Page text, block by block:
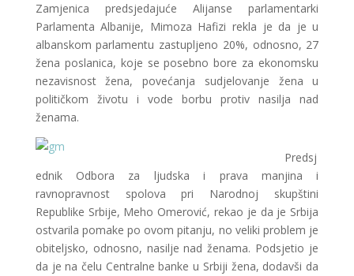
Zamjenica predsjedajuće Alijanse parlamentarki
Parlamenta Albanije, Mimoza Hafizi rekla je da je u
albanskom parlamentu zastupljeno 20%, odnosno, 27
žena poslanica, koje se posebno bore za ekonomsku
nezavisnost žena, povećanja sudjelovanje žena u
političkom životu i vode borbu protiv nasilja nad
ženama.
Predsj
ednik Odbora za ljudska i prava manjina i
ravnopravnost spolova pri Narodnoj skupštini
Republike Srbije, Meho Omerović, rekao je da je Srbija
ostvarila pomake po ovom pitanju, no veliki problem je
obiteljsko, odnosno, nasilje nad ženama. Podsjetio je
da je na čelu Centralne banke u Srbiji žena, dodavši da